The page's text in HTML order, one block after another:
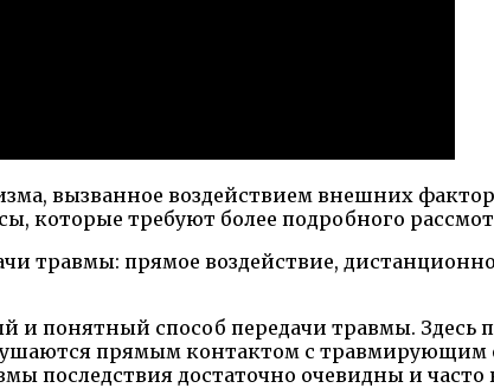
вызванное воздействием внешних
которые требуют более подробного
травмы: прямое воздействие,
и понятный способ передачи травмы. Здесь
прямым контактом с травмирующим
последствия достаточно очевидны и